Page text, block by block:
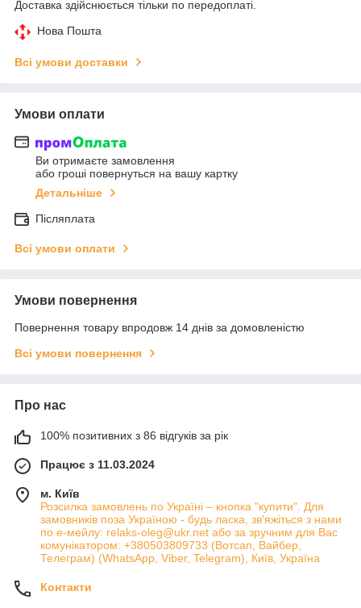
Доставка здійснюється тільки по передоплаті.
Нова Пошта
Всі умови доставки
Умови оплати
Ви отримаєте замовлення
або гроші повернуться на вашу картку
Детальніше
Післяплата
Всі умови оплати
Умови повернення
Повернення товару впродовж 14 днів за домовленістю
Всі умови повернення
Про нас
100% позитивних з 86 відгуків за рік
Працює з 11.03.2024
м. Київ
Розсилка замовлень по Україні – кнопка "купити". Для
замовників поза Україною - будь ласка, зв'яжіться з нами
по е-мейлу: relaks-oleg@ukr.net або за зручним для Вас
комунікатором: +380503809733 (Вотсап, Вайбер,
Телеграм) (WhatsApp, Viber, Telegram), Київ, Україна
Контакти